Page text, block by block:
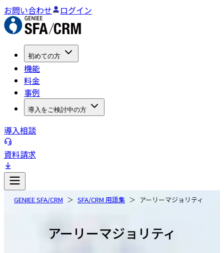
お問い合わせ ログイン
初めての方
機能
料金
事例
導入をご検討中の方
導入相談
資料請求
GENIEE SFA/CRM SFA/CRM 用語集 アーリーマジョリティ
アーリーマジョリティ